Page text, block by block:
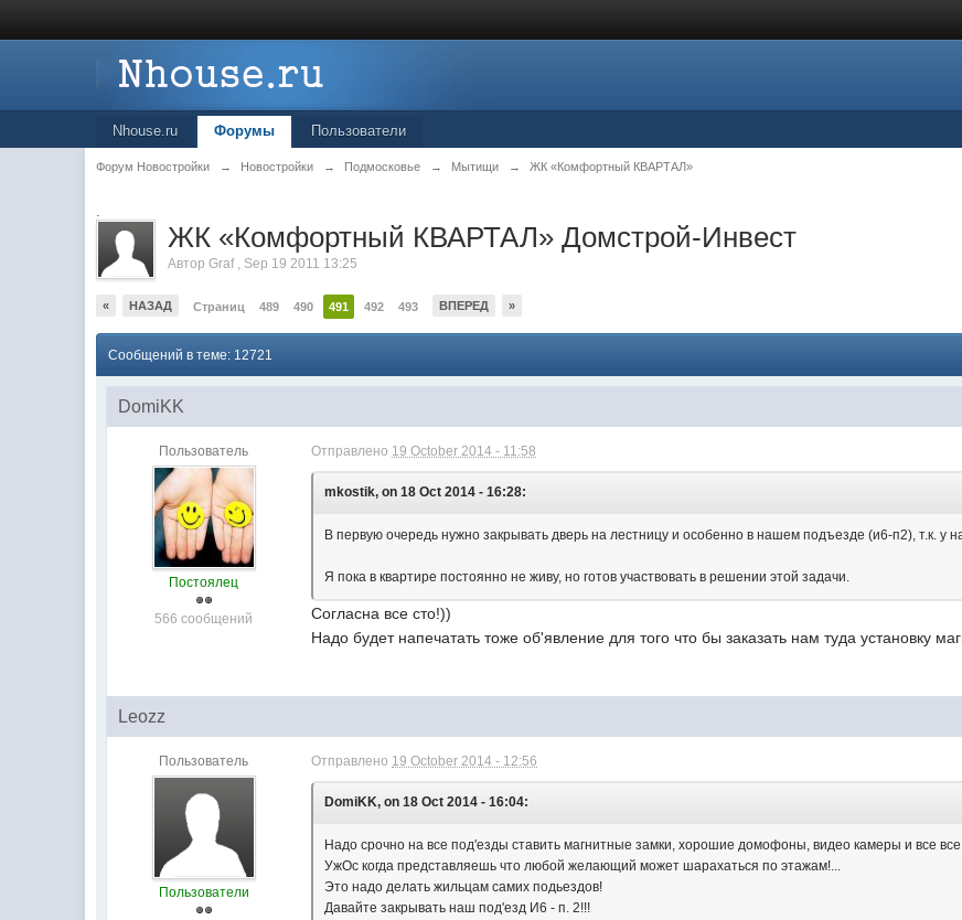
Nhouse.ru Форумы Пользователи
Форум Новостройки → Новостройки → Подмосковье → Мытищи → ЖК «Комфортный КВАРТАЛ»
.
ЖК «Комфортный КВАРТАЛ» Домстрой-Инвест
АвторGraf , Sep 19 2011 13:25
« НАЗАД Страниц 489 490 491 492 493 ВПЕРЕД »
Сообщений в теме: 12721
DomiKK
Пользователь
Постоялец
566 сообщений
Отправлено 19 October 2014 - 11:58
mkostik, on 18 Oct 2014 - 16:28:
В первую очередь нужно закрывать дверь на лестницу и особенно в нашем подъезде (и6-п2), т.к. у
Я пока в квартире постоянно не живу, но готов участвовать в решении этой задачи.
Согласна все сто!))
Надо будет напечатать тоже об'явление для того что бы заказать нам туда установку
Leozz
Пользователь
Пользователи
Отправлено 19 October 2014 - 12:56
DomiKK, on 18 Oct 2014 - 16:04:
Надо срочно на все под'езды ставить магнитные замки, хорошие домофоны, видео камеры и все
УжОс когда представляешь что любой желающий может шарахаться по этажам!...
Это надо делать жильцам самих подьездов!
Давайте закрывать наш под'езд И6 - п. 2!!!